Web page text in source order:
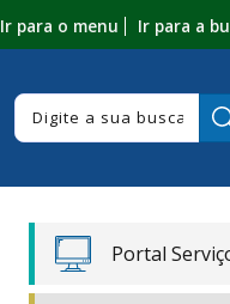
Ir para o menu Ir para a
Portal